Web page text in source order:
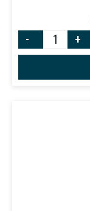
- +